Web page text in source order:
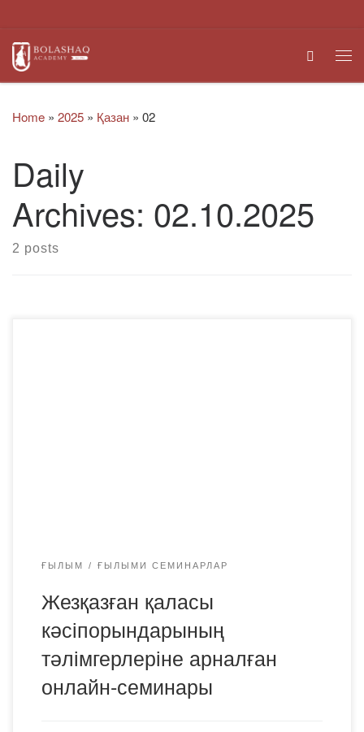
Search
Home » 2025 » Қазан » 02
Daily
Archives: 02.10.2025
2 posts
ҒЫЛЫМ ҒЫЛЫМИ СЕМИНАРЛАР
Жезқазған қаласы
кәсіпорындарының
тәлімгерлеріне арналған
онлайн-семинары